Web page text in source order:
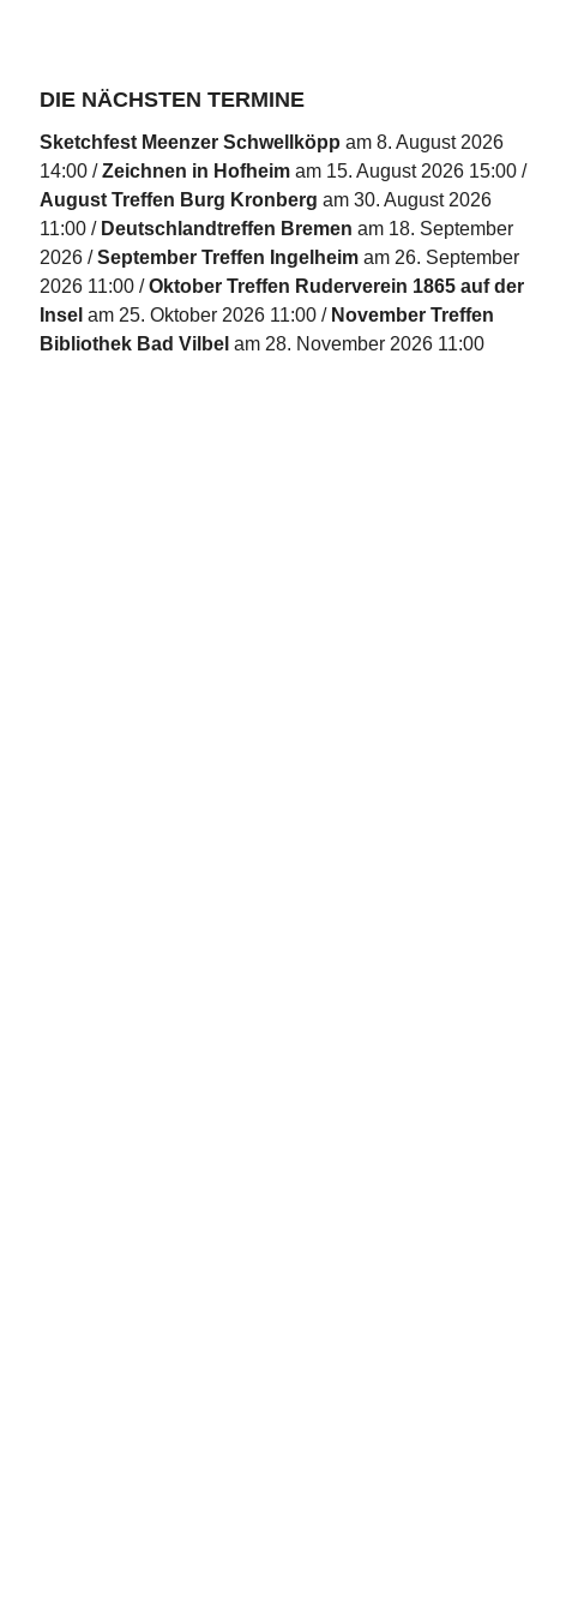
DIE NÄCHSTEN TERMINE
Sketchfest Meenzer Schwellköpp am 8. August 2026
14:00
Zeichnen in Hofheim am 15. August 2026 15:00
August Treffen Burg Kronberg am 30. August 2026
11:00
Deutschlandtreffen Bremen am 18. September
2026
September Treffen Ingelheim am 26. September
2026 11:00
Oktober Treffen Ruderverein 1865 auf der
Insel am 25. Oktober 2026 11:00
November Treffen
Bibliothek Bad Vilbel am 28. November 2026 11:00